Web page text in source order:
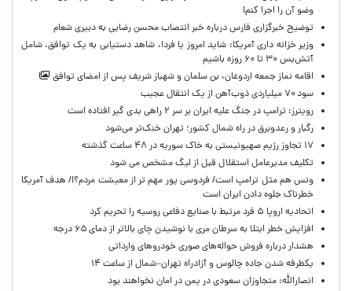
وضو آن را اجرا کنم!
توضیح خبرگزاری فارس درباره خبر انتصاب محسن رضایی به دبیری شعام
وزیر خزانه داری آمریکا: شاید امروز یا فردا، شاهد دستیابی به یک توافق، شامل
آتش‌بس ۳۰ تا ۶۰ روزه باشیم
اقامه نماز جمعه اردوغان، بن ‌سلمان و شهباز شریف پس از امضای توافق
سود ۷۰ میلیاردی ذوب‌آهن از یک انتقال عجیب
رویترز: ترامپ در جنگ علیه ایران بر سر ۲ راهی بدی گیر افتاده است
رگبار و رعدوبرق در راه شمال کشور؛ تهران خنک‌تر می‌شود
۱۷ تجاوز رژیم صهیونیستی به خاک سوریه در ۴۸ ساعت گذشته
تکلیف مدیرعامل استقلال قبل از لیگ مشخص می شود
ونس هم مثل ترامپ است/ فردوسی پور مهم تر از معیشت مردم؟!/ هدف آمریکا
خطرناک جلوه دادن ایران است
اتحادیه اروپا ۵ فرد مرتبط با صنایع دفاعی روسیه را تحریم کرد
افزایش خطر ابتلا به سرطان مری با نوشیدن چای بالاتر از دمای ۶۵ درجه
هشدار درباره فروش حواله‌های صوری خودروهای وارداتی
یکطرفه شدن جاده چالوس و آزادراه تهران–شمال از ساعت ۱۴
انصارالله: متجاوزان سعودی در یمن در امان نخواهند بود